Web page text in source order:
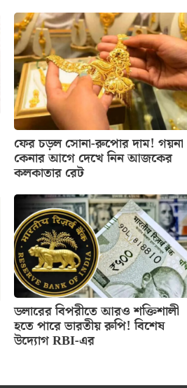
ফের চড়ল সোনা-রুপোর দাম! গয়না
কেনার আগে দেখে নিন আজকের
কলকাতার রেট
ডলারের বিপরীতে আরও শক্তিশালী
হতে পারে ভারতীয় রুপি! বিশেষ
উদ্যোগ RBI-এর